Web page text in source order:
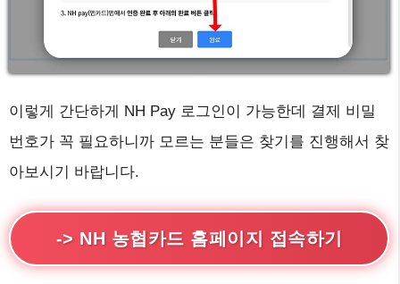
이렇게 간단하게 NH Pay 로그인이 가능한데 결제 비밀
번호가 꼭 필요하니까 모르는 분들은 찾기를 진행해서 찾
아보시기 바랍니다.
-> NH 농협카드 홈페이지 접속하기